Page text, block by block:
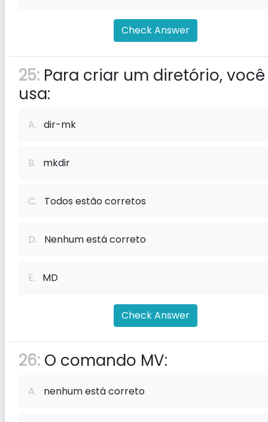
Check Answer
25: Para criar um diretório, você
usa:
A. dir-mk
B. mkdir
C. Todos estão corretos
D. Nenhum está correto
E. MD
Check Answer
26: O comando MV:
A. nenhum está correto